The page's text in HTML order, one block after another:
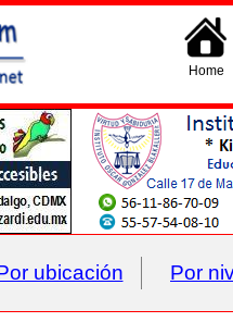
Home
ubicación Por